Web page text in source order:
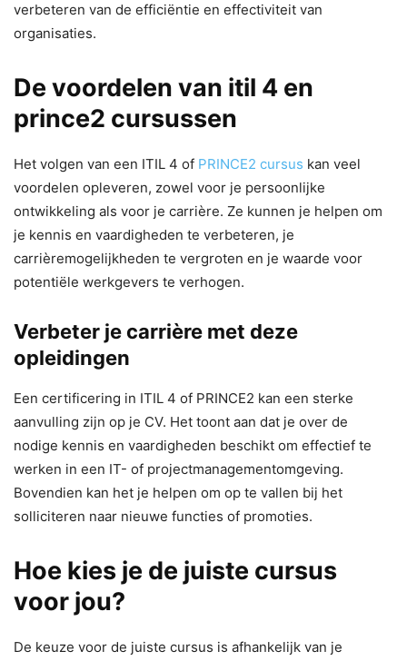
verbeteren van de efficiëntie en effectiviteit van
organisaties.
De voordelen van itil 4 en
prince2 cursussen
Het volgen van een ITIL 4 of PRINCE2 cursus kan veel
voordelen opleveren, zowel voor je persoonlijke
ontwikkeling als voor je carrière. Ze kunnen je helpen om
je kennis en vaardigheden te verbeteren, je
carrièremogelijkheden te vergroten en je waarde voor
potentiële werkgevers te verhogen.
Verbeter je carrière met deze
opleidingen
Een certificering in ITIL 4 of PRINCE2 kan een sterke
aanvulling zijn op je CV. Het toont aan dat je over de
nodige kennis en vaardigheden beschikt om effectief te
werken in een IT- of projectmanagementomgeving.
Bovendien kan het je helpen om op te vallen bij het
solliciteren naar nieuwe functies of promoties.
Hoe kies je de juiste cursus
voor jou?
De keuze voor de juiste cursus is afhankelijk van je